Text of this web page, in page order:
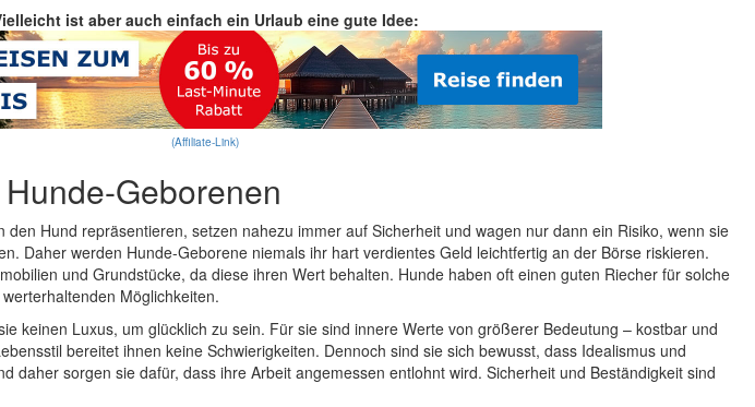
ist aber auch einfach ein Urlaub eine gute Idee:
(Affiliate-Link)
Geborenen
Hund repräsentieren, setzen nahezu immer auf Sicherheit und wagen nur dann ein Risiko, wenn sie
Daher werden Hunde-Geborene niemals ihr hart verdientes Geld leichtfertig an der Börse riskieren.
und Grundstücke, da diese ihren Wert behalten. Hunde haben oft einen guten Riecher für solche
Möglichkeiten.
keinen Luxus, um glücklich zu sein. Für sie sind innere Werte von größerer Bedeutung – kostbar und
bereitet ihnen keine Schwierigkeiten. Dennoch sind sie sich bewusst, dass Idealismus und
daher sorgen sie dafür, dass ihre Arbeit angemessen entlohnt wird. Sicherheit und Beständigkeit sind